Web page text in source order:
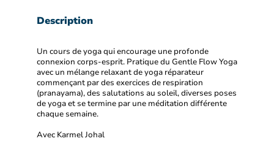
Description
Un cours de yoga qui encourage une profonde
connexion corps-esprit. Pratique du Gentle Flow Yoga
avec un mélange relaxant de yoga réparateur
commençant par des exercices de respiration
(pranayama), des salutations au soleil, diverses poses
de yoga et se termine par une méditation différente
chaque semaine.
Avec Karmel Johal